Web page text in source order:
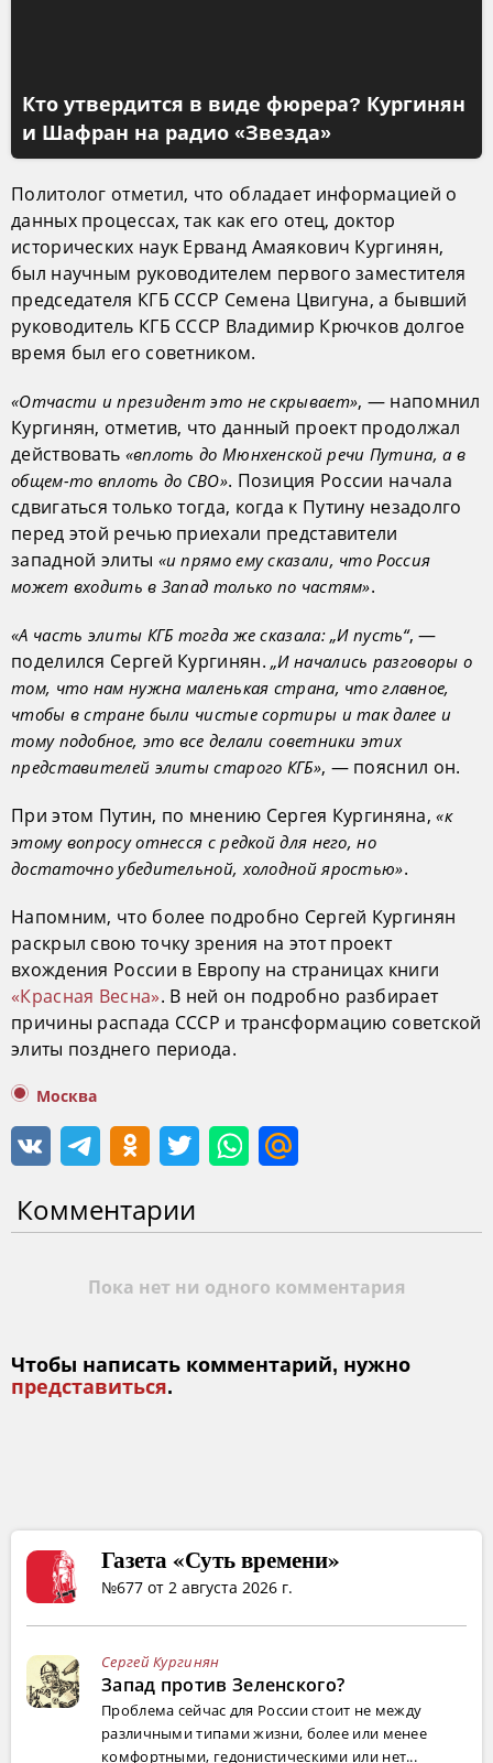
Кто утвердится в виде фюрера? Кургинян
и Шафран на радио «Звезда»
Политолог отметил, что обладает информацией о
данных процессах, так как его отец, доктор
исторических наук Ерванд Амаякович Кургинян,
был научным руководителем первого заместителя
председателя КГБ СССР Семена Цвигуна, а бывший
руководитель КГБ СССР Владимир Крючков долгое
время был его советником.
«Отчасти и президент это не скрывает», — напомнил
Кургинян, отметив, что данный проект продолжал
действовать «вплоть до Мюнхенской речи Путина, а в
общем-то вплоть до СВО». Позиция России начала
сдвигаться только тогда, когда к Путину незадолго
перед этой речью приехали представители
западной элиты «и прямо ему сказали, что Россия
может входить в Запад только по частям».
«А часть элиты КГБ тогда же сказала: „И пусть“, —
поделился Сергей Кургинян.„И начались разговоры о
том, что нам нужна маленькая страна, что главное,
чтобы в стране были чистые сортиры и так далее и
тому подобное, это все делали советники этих
представителей элиты старого КГБ», — пояснил он.
При этом Путин, по мнению Сергея Кургиняна,«к
этому вопросу отнесся с редкой для него, но
достаточно убедительной, холодной яростью».
Напомним, что более подробно Сергей Кургинян
раскрыл свою точку зрения на этот проект
вхождения России в Европу на страницах книги
«Красная Весна». В ней он подробно разбирает
причины распада СССР и трансформацию советской
элиты позднего периода.
Москва
Комментарии
Пока нет ни одного комментария
Чтобы написать комментарий, нужно
представиться.
Газета «Суть времени»
№677 от 2 августа 2026 г.
Сергей Кургинян
Запад против Зеленского?
Проблема сейчас для России стоит не между
различными типами жизни, более или менее
комфортными, гедонистическими или нет...